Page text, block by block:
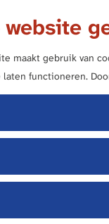
website
maakt gebruik van
functioneren.